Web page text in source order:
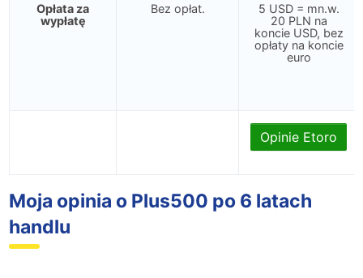
Opłata za
wypłatę
Bez opłat.
5 USD = mn.w.
20 PLN na
koncie USD, bez
opłaty na koncie
euro
Opinie Etoro
Moja opinia o Plus500 po 6 latach
handlu